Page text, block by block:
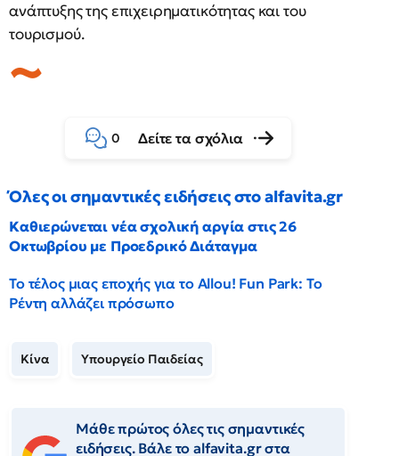
ανάπτυξης της επιχειρηματικότητας και του
τουρισμού.
0 Δείτε τα σχόλια
Όλες οι σημαντικές ειδήσεις στο alfavita.gr
Καθιερώνεται νέα σχολική αργία στις 26
Οκτωβρίου με Προεδρικό Διάταγμα
Το τέλος μιας εποχής για το Allou! Fun Park: Το
Ρέντη αλλάζει πρόσωπο
Κίνα Υπουργείο Παιδείας
Μάθε πρώτος όλες τις σημαντικές
ειδήσεις. Βάλε το alfavita.gr στα